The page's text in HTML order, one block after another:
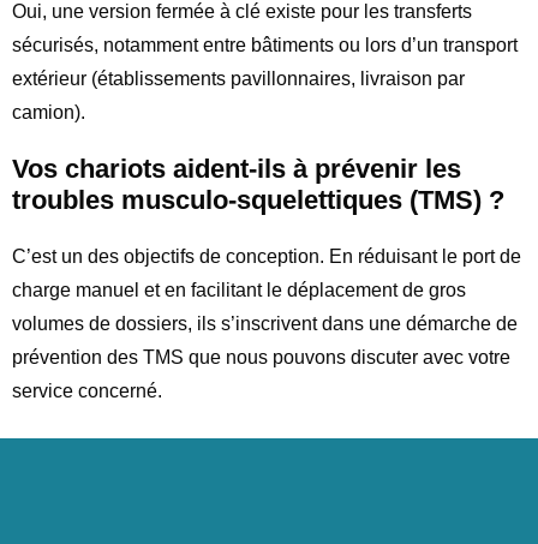
Oui, une version fermée à clé existe pour les transferts
sécurisés, notamment entre bâtiments ou lors d’un transport
extérieur (établissements pavillonnaires, livraison par
camion).
Vos chariots aident-ils à prévenir les
troubles musculo-squelettiques (TMS) ?
C’est un des objectifs de conception. En réduisant le port de
charge manuel et en facilitant le déplacement de gros
volumes de dossiers, ils s’inscrivent dans une démarche de
prévention des TMS que nous pouvons discuter avec votre
service concerné.